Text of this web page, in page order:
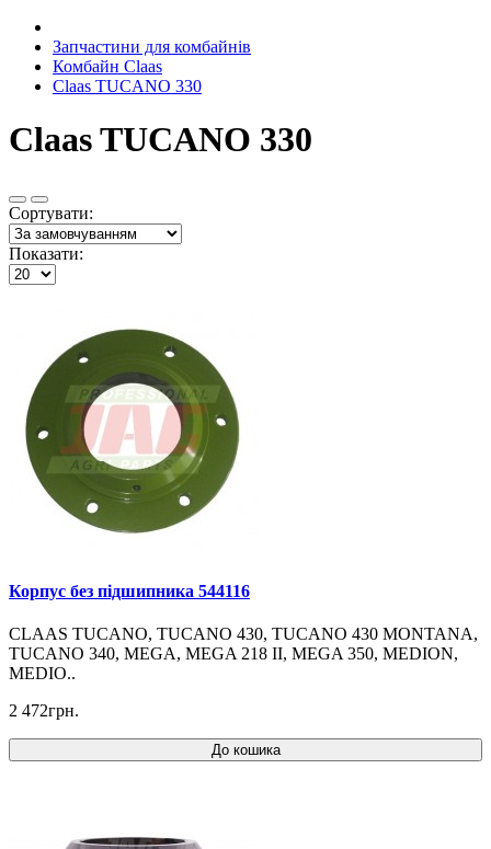
Запчастини для комбайнів
Комбайн Claas
Claas TUCANO 330
Claas TUCANO 330
Сортувати:
Показати:
Корпус без підшипника 544116
CLAAS TUCANO, TUCANO 430, TUCANO 430 MONTANA,
TUCANO 340, MEGA, MEGA 218 II, MEGA 350, MEDION,
MEDIO..
2 472грн.
До кошика